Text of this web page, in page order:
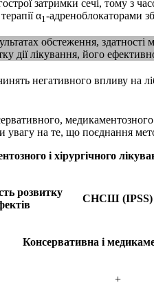
затримки сечі, тому з
α1-­адреноблокаторами
обстеження,
дії лікування, його
негативного впливу на
медикаментозного
на те, що поєднання
і хірургічного
розвитку
СНСШ (IPSS)
Консервативна і
+